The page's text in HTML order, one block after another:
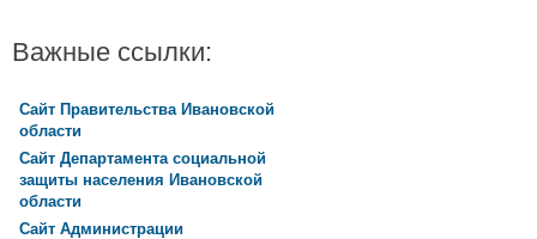
Важные ссылки:
Сайт Правительства Ивановской
области
Сайт Департамента социальной
защиты населения Ивановской
области
Сайт Администрации